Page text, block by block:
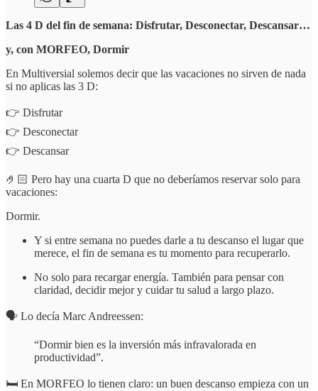
Las 4 D del fin de semana: Disfrutar, Desconectar, Descansar…
y, con MORFEO, Dormir
En Multiversial solemos decir que las vacaciones no sirven de nada
si no aplicas las 3 D:
👉 Disfrutar
👉 Desconectar
👉 Descansar
🤌🏻 Pero hay una cuarta D que no deberíamos reservar solo para
vacaciones:
Dormir.
Y si entre semana no puedes darle a tu descanso el lugar que
merece, el fin de semana es tu momento para recuperarlo.
No solo para recargar energía. También para pensar con
claridad, decidir mejor y cuidar tu salud a largo plazo.
🗣️ Lo decía Marc Andreessen:
“Dormir bien es la inversión más infravalorada en
productividad”.
🛏️ En MORFEO lo tienen claro: un buen descanso empieza con un